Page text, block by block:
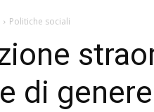
Politiche sociali
di genere